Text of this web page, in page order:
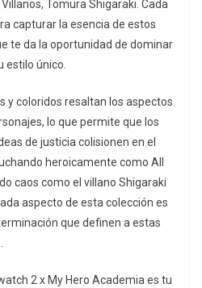
Tomura Shigaraki. Cada
capturar la esencia de estos
te da la oportunidad de dominar
estilo único.
y coloridos resaltan los aspectos
lo que permite que los
de justicia colisionen en el
heroicamente como All
caos como el villano Shigaraki
aspecto de esta colección es
que definen a estas
2 x My Hero Academia es tu